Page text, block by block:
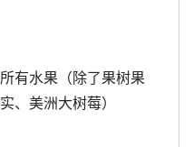
所有水果（除了果树果
实、美洲大树莓）